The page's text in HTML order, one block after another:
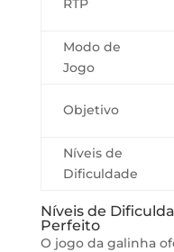
RTP
Modo de
Jogo
Objetivo
Níveis de
Dificuldade
Níveis de
Perfeito
O jogo da galinha